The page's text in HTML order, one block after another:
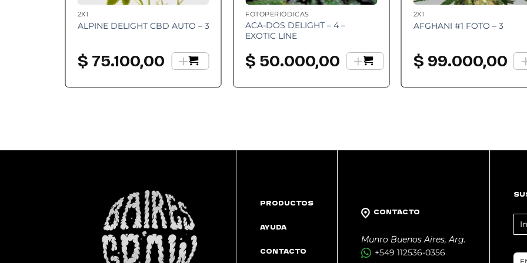
2X1
ALPINE DELIGHT CBD AUTO – 3
$ 75.100,00 +
FOTOPERIÓDICAS
ACA-DOS DELIGHT – 4 –
EXOTIC LINE
$ 50.000,00 +
2X1
AFGHANI #1 FOTO – 3
$ 99.000,00
PRODUCTOS
AYUDA
CONTACTO
CONTACTO
Munro Buenos Aires, Arg.
+549 112536-0356